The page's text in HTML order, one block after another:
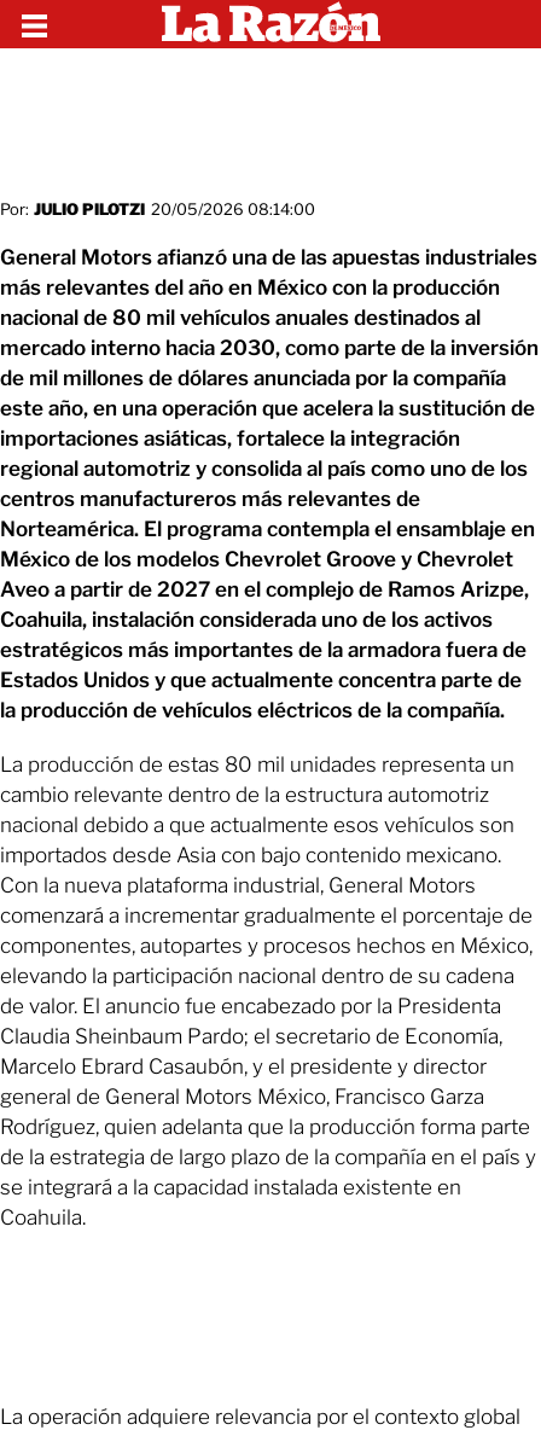
Por: JULIO PILOTZI 20/05/2026 08:14:00
General Motors afianzó una de las apuestas industriales
más relevantes del año en México con la producción
nacional de 80 mil vehículos anuales destinados al
mercado interno hacia 2030, como parte de la inversión
de mil millones de dólares anunciada por la compañía
este año, en una operación que acelera la sustitución de
importaciones asiáticas, fortalece la integración
regional automotriz y consolida al país como uno de los
centros manufactureros más relevantes de
Norteamérica. El programa contempla el ensamblaje en
México de los modelos Chevrolet Groove y Chevrolet
Aveo a partir de 2027 en el complejo de Ramos Arizpe,
Coahuila, instalación considerada uno de los activos
estratégicos más importantes de la armadora fuera de
Estados Unidos y que actualmente concentra parte de
la producción de vehículos eléctricos de la compañía.
La producción de estas 80 mil unidades representa un
cambio relevante dentro de la estructura automotriz
nacional debido a que actualmente esos vehículos son
importados desde Asia con bajo contenido mexicano.
Con la nueva plataforma industrial, General Motors
comenzará a incrementar gradualmente el porcentaje de
componentes, autopartes y procesos hechos en México,
elevando la participación nacional dentro de su cadena
de valor. El anuncio fue encabezado por la Presidenta
Claudia Sheinbaum Pardo; el secretario de Economía,
Marcelo Ebrard Casaubón, y el presidente y director
general de General Motors México, Francisco Garza
Rodríguez, quien adelanta que la producción forma parte
de la estrategia de largo plazo de la compañía en el país y
se integrará a la capacidad instalada existente en
Coahuila.
La operación adquiere relevancia por el contexto global